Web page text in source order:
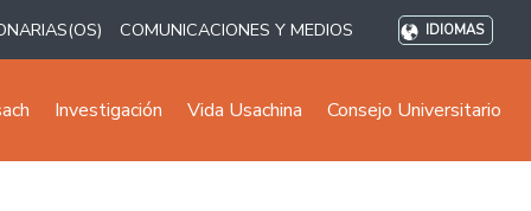
COMUNICACIONES Y MEDIOS IDIOMAS
Investigación Vida Usachina Consejo Universitario